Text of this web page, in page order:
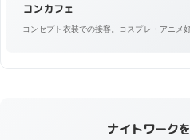
コンカフェ
コンセプト衣装での接客。コスプレ・アニメ
ナイトワーク